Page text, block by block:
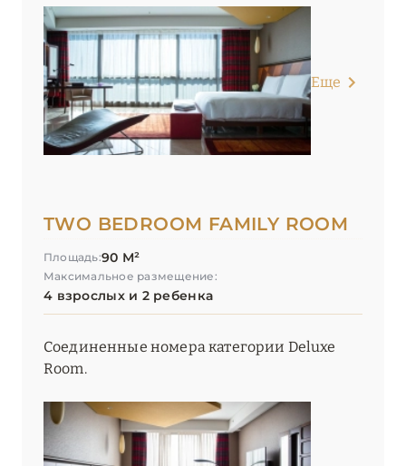
Еще
TWO BEDROOM FAMILY ROOM
Площадь:90 М²
Максимальное размещение:
4 взрослых и 2 ребенка
Соединенные номера категории Deluxe
Room.